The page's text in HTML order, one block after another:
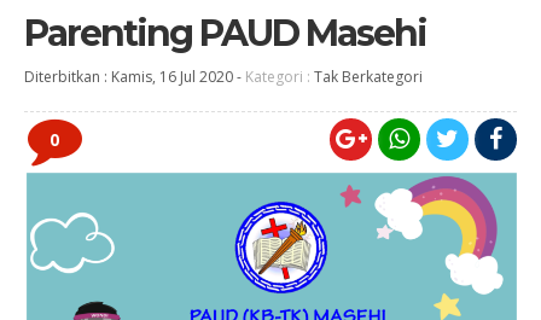
Parenting PAUD Masehi
Diterbitkan : Kamis, 16 Jul 2020- Kategori : Tak Berkategori
0